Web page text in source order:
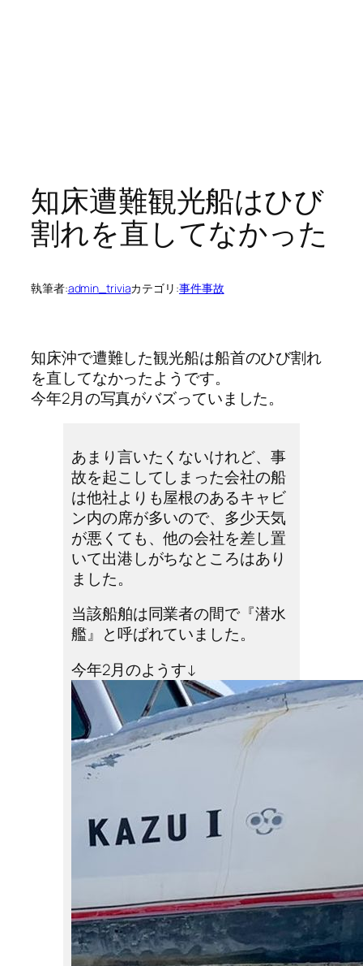
知床遭難観光船はひび
割れを直してなかった
執筆者:admin_triviaカテゴリ:事件事故
知床沖で遭難した観光船は船首のひび割れ
を直してなかったようです。
今年2月の写真がバズっていました。
あまり言いたくないけれど、事
故を起こしてしまった会社の船
は他社よりも屋根のあるキャビ
ン内の席が多いので、多少天気
が悪くても、他の会社を差し置
いて出港しがちなところはあり
ました。
当該船舶は同業者の間で『潜水
艦』と呼ばれていました。
今年2月のようす↓